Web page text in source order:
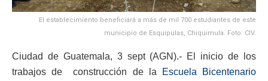
El establecimiento beneficiará a más de mil 700 estudiantes de este
municipio de Esquipulas, Chiquimula. Foto: CIV.
Ciudad de Guatemala, 3 sept (AGN).- El inicio de los
trabajos de construcción de la
Escuela Bicentenario